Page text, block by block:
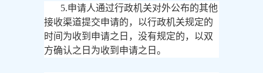
5.申请人通过行政机关对外公布的其他
接收渠道提交申请的，以行政机关规定的
时间为收到申请之日，没有规定的，以双
方确认之日为收到申请之日。